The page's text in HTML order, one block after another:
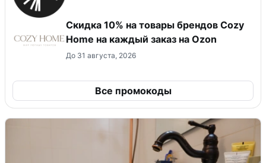
Скидка 10% на товары брендов Cozy
Home на каждый заказ на Оzon
До 31 августа, 2026
Все промокоды